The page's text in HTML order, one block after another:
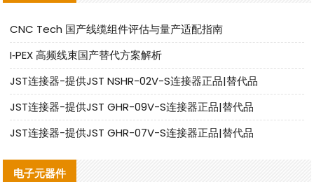
CNC Tech 国产线缆组件评估与量产适配指南
I‑PEX 高频线束国产替代方案解析
JST连接器-提供JST NSHR-02V-S连接器正品|替代品
JST连接器-提供JST GHR-09V-S连接器正品|替代品
JST连接器-提供JST GHR-07V-S连接器正品|替代品
电子元器件